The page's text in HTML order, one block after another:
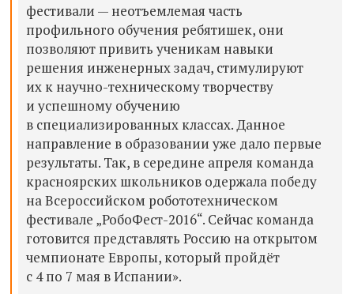
фестивали — неотъемлемая часть
профильного обучения ребятишек, они
позволяют привить ученикам навыки
решения инженерных задач, стимулируют
их к научно-техническому творчеству
и успешному обучению
в специализированных классах. Данное
направление в образовании уже дало первые
результаты. Так, в середине апреля команда
красноярских школьников одержала победу
на Всероссийском робототехническом
фестивале „РобоФест-2016“. Сейчас команда
готовится представлять Россию на открытом
чемпионате Европы, который пройдёт
с 4 по 7 мая в Испании».